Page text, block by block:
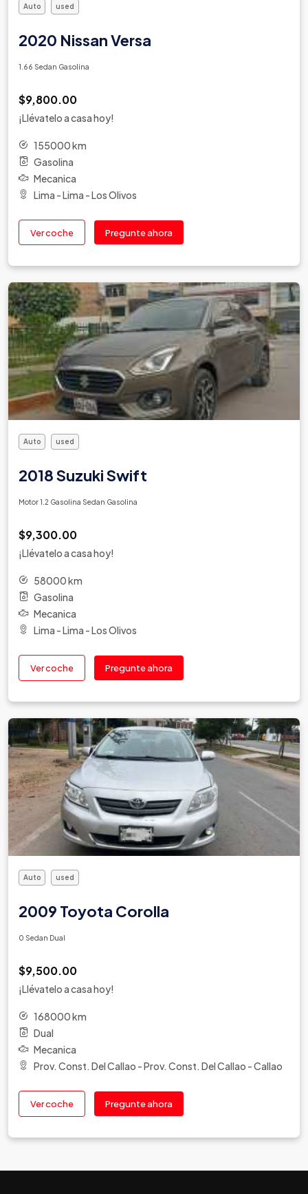
Auto used
2020 Nissan Versa
1.66 Sedan Gasolina
$9,800.00
¡Llévatelo a casa hoy!
155000 km
Gasolina
Mecanica
Lima - Lima - Los Olivos
Ver coche Pregunte ahora
Auto used
2018 Suzuki Swift
Motor 1.2 Gasolina Sedan Gasolina
$9,300.00
¡Llévatelo a casa hoy!
58000 km
Gasolina
Mecanica
Lima - Lima - Los Olivos
Ver coche Pregunte ahora
Auto used
2009 Toyota Corolla
0 Sedan Dual
$9,500.00
¡Llévatelo a casa hoy!
168000 km
Dual
Mecanica
Prov. Const. Del Callao - Prov. Const. Del Callao - Callao
Ver coche Pregunte ahora